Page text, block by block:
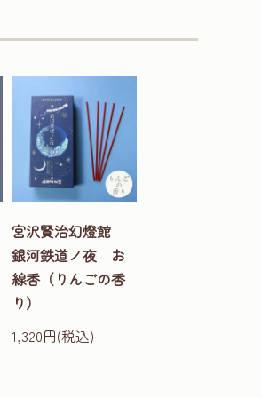
宮沢賢治幻燈館
銀河鉄道ノ夜 お
線香（りんごの香
り）
1,320円(税込)